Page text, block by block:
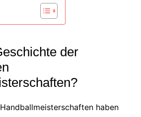
der
haben